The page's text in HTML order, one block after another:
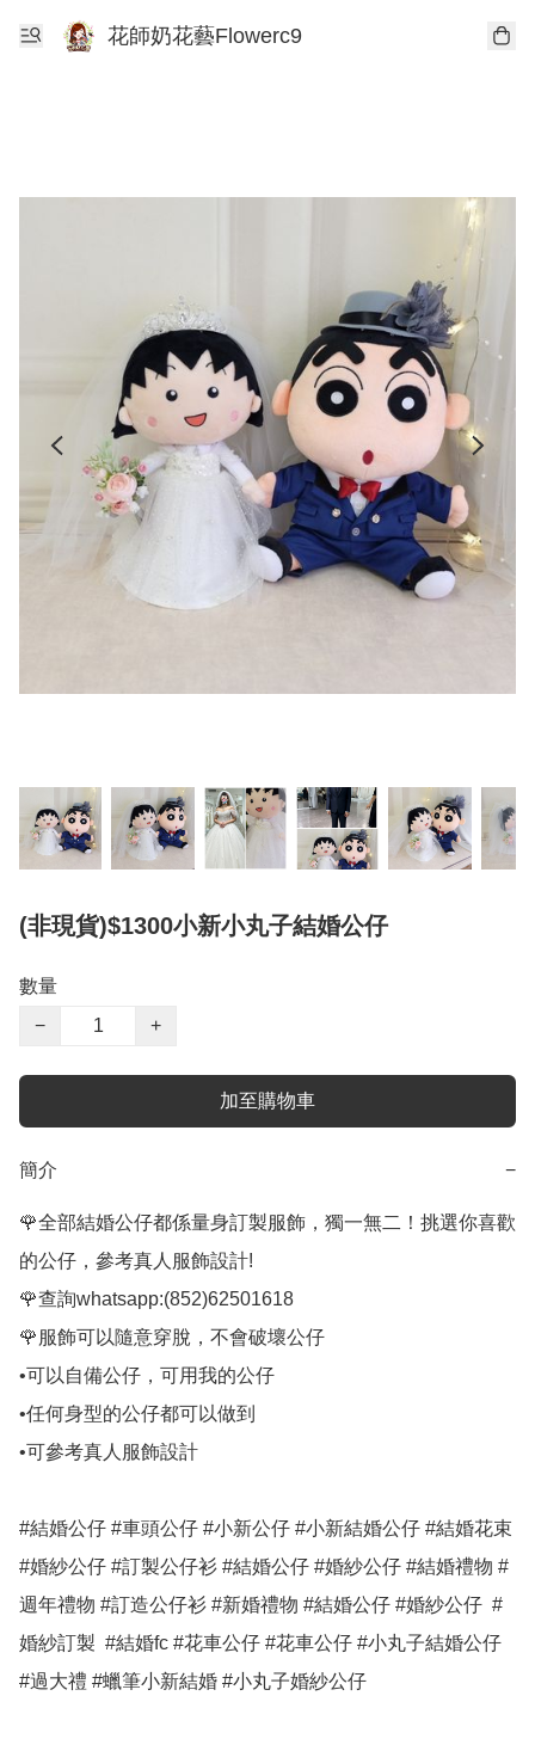
花師奶花藝Flowerc9
(非現貨)$1300小新小丸子結婚公仔
數量
−
+
加至購物車
簡介 −
🌹全部結婚公仔都係量身訂製服飾，獨一無二！挑選你喜歡
的公仔，參考真人服飾設計!
🌹查詢whatsapp:(852)62501618
🌹服飾可以隨意穿脫，不會破壞公仔
•可以自備公仔，可用我的公仔
•任何身型的公仔都可以做到
•可參考真人服飾設計
#結婚公仔 #車頭公仔 #小新公仔 #小新結婚公仔 #結婚花束
#婚紗公仔 #訂製公仔衫 #結婚公仔 #婚紗公仔 #結婚禮物 #
週年禮物 #訂造公仔衫 #新婚禮物 #結婚公仔 #婚紗公仔  #
婚紗訂製  #結婚fc #花車公仔 #花車公仔 #小丸子結婚公仔
#過大禮 #蠟筆小新結婚 #小丸子婚紗公仔